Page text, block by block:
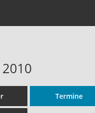
Feed
Termine